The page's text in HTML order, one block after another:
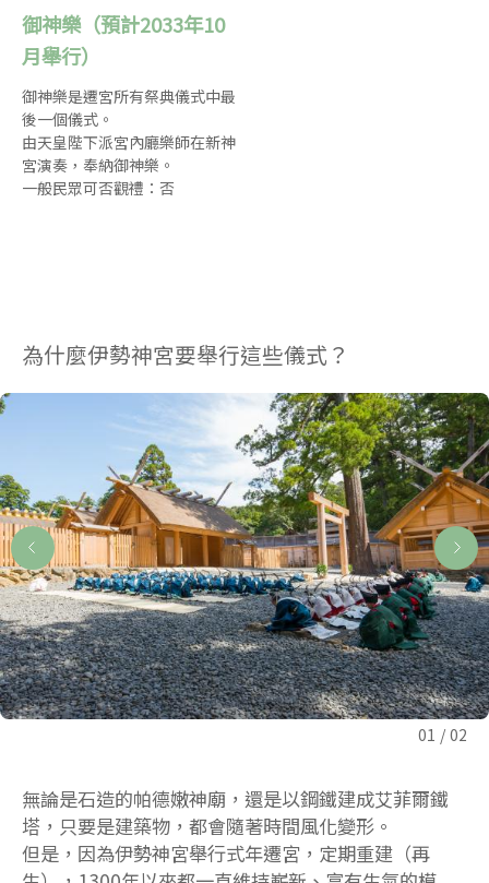
御神樂（預計2033年10
月舉行）
御神樂是遷宮所有祭典儀式中最
後一個儀式。
由天皇陛下派宮內廳樂師在新神
宮演奏，奉納御神樂。
一般民眾可否觀禮：否
為什麼伊勢神宮要舉行這些儀式？
01 02
無論是石造的帕德嫩神廟，還是以鋼鐵建成艾菲爾鐵
塔，只要是建築物，都會隨著時間風化變形。
但是，因為伊勢神宮舉行式年遷宮，定期重建（再